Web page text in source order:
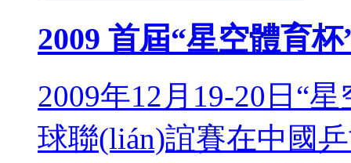
2009 首屆“星空體育
2009年12月19-20日“
球聯(lián)誼賽在中國